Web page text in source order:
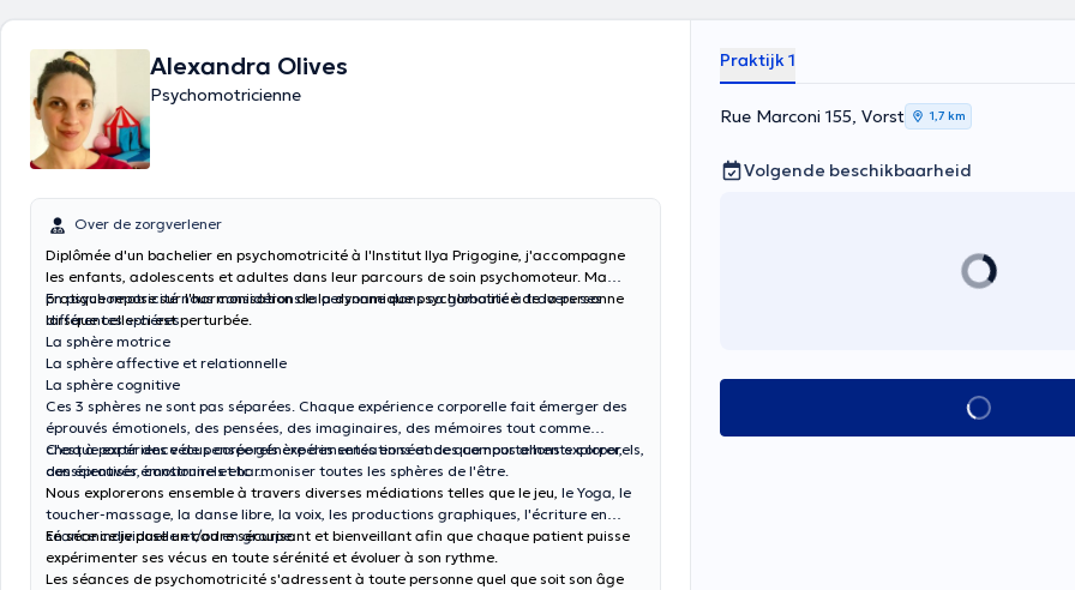
Alexandra Olives
Psychomotricienne
Over de zorgverlener
Diplômée d'un bachelier en psychomotricité à l'Institut Ilya Prigogine, j'accompagne
les enfants, adolescents et adultes dans leur parcours de soin psychomoteur. Ma
pratique repose sur l'harmonisation de la dynamique psychomotrice de la personne
lorsque celle-ci est perturbée.
En psychomotricité nous considérons la personne dans sa globalité à travers ses
différentes sphéres :
La sphère motrice
La sphère affective et relationnelle
La sphère cognitive
Ces 3 sphères ne sont pas séparées. Chaque expérience corporelle fait émerger des
éprouvés émotionels, des pensées, des imaginaires, des mémoires tout comme
chaque expérience de pensée génère des sensations et des comportements corporels,
des éprouvés émotionnels etc ...
C'est à partir des vécus corporels expérimentés en séance que nous allons explorer,
conscientiser, construire et harmoniser toutes les sphères de l'être.
Nous explorerons ensemble à travers diverses médiations telles que le jeu, le Yoga, le
toucher-massage, la danse libre, la voix, les productions graphiques, l'écriture en
séance individuelle et/ou en groupe.
En séance je pose un cadre sécurisant et bienveillant afin que chaque patient puisse
expérimenter ses vécus en toute sérénité et évoluer à son rythme.
Les séances de psychomotricité s'adressent à toute personne quel que soit son âge
Praktijk 1
Rue Marconi 155, Vorst 1,7 km
Volgende beschikbaarheid
Alles zien